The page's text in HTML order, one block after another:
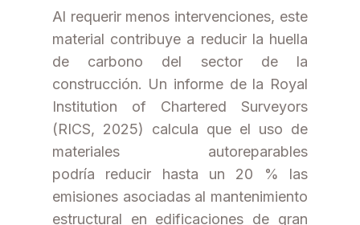
Al requerir menos intervenciones, este
material contribuye a reducir la huella
de carbono del sector de la
construcción. Un informe de la Royal
Institution of Chartered Surveyors
(RICS, 2025) calcula que el uso de
materiales autoreparables
podría reducir hasta un 20 % las
emisiones asociadas al mantenimiento
estructural en edificaciones de gran